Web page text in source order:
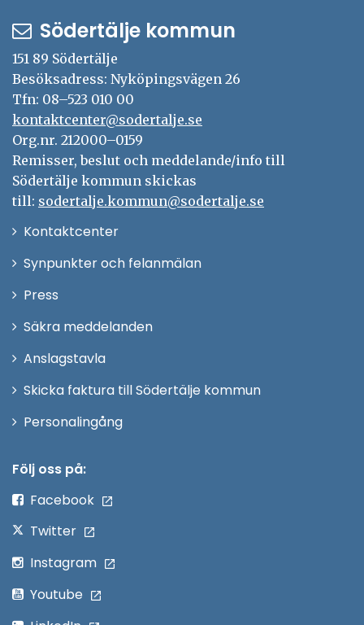
Södertälje kommun
151 89 Södertälje
Besöksadress: Nyköpingsvägen 26
Tfn: 08–523 010 00
kontaktcenter@sodertalje.se
Org.nr. 212000–0159
Remisser, beslut och meddelande/info till
Södertälje kommun skickas
till: sodertalje.kommun@sodertalje.se
KontaktcenterÖppna
Synpunkter och felanmälan
Press
fönster
Säkra meddelanden
Anslagstavla
Skicka faktura till Södertälje kommun
PersonalingångÖppna
Följ oss på:
Facebook
Twitter
Instagram
Youtube